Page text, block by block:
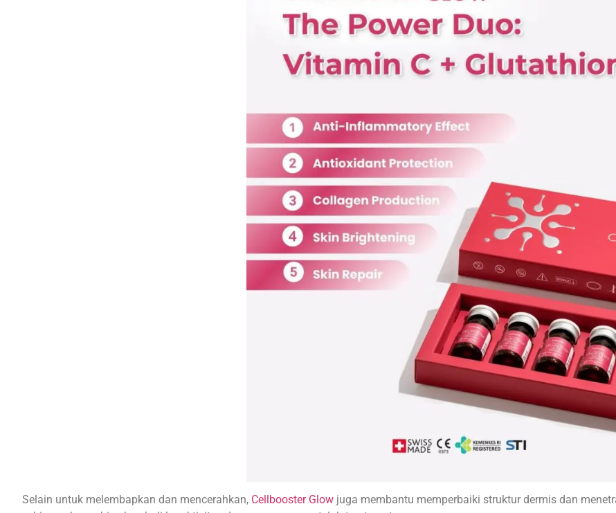
Selain untuk melembapkan dan mencerahkan, Cellbooster Glow juga membantu memperbaiki struktur dermis dan